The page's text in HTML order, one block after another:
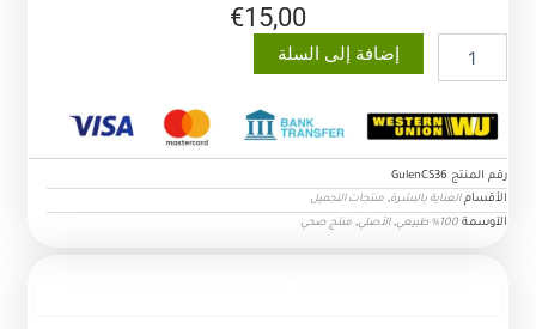
€15,00
كمية
كريم
خلاصة
زيت
العرعر
إضافة إلى السلة
رقم المنتج GulenCS36
الأقسام العناية بالبشرة, منتجات التجميل
الآوسمة 100% طبيعي ,الأصلي, منتج صحي